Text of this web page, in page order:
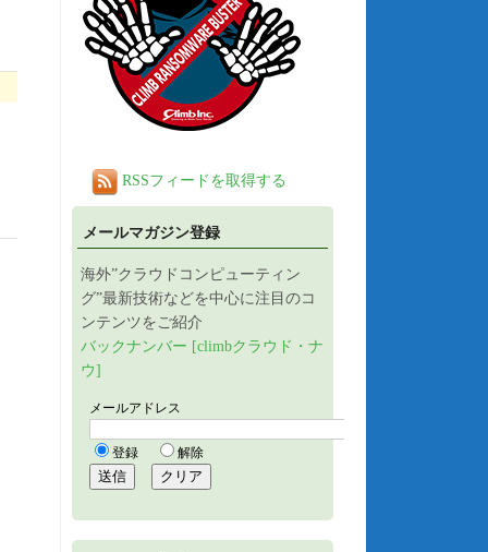
RSSフィードを取得する
メールマガジン登録
海外”クラウドコンピューティン
グ”最新技術などを中心に注目のコ
ンテンツをご紹介
バックナンバー [climbクラウド・ナ
ウ]